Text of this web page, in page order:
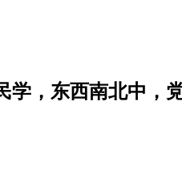
学，东西南北中